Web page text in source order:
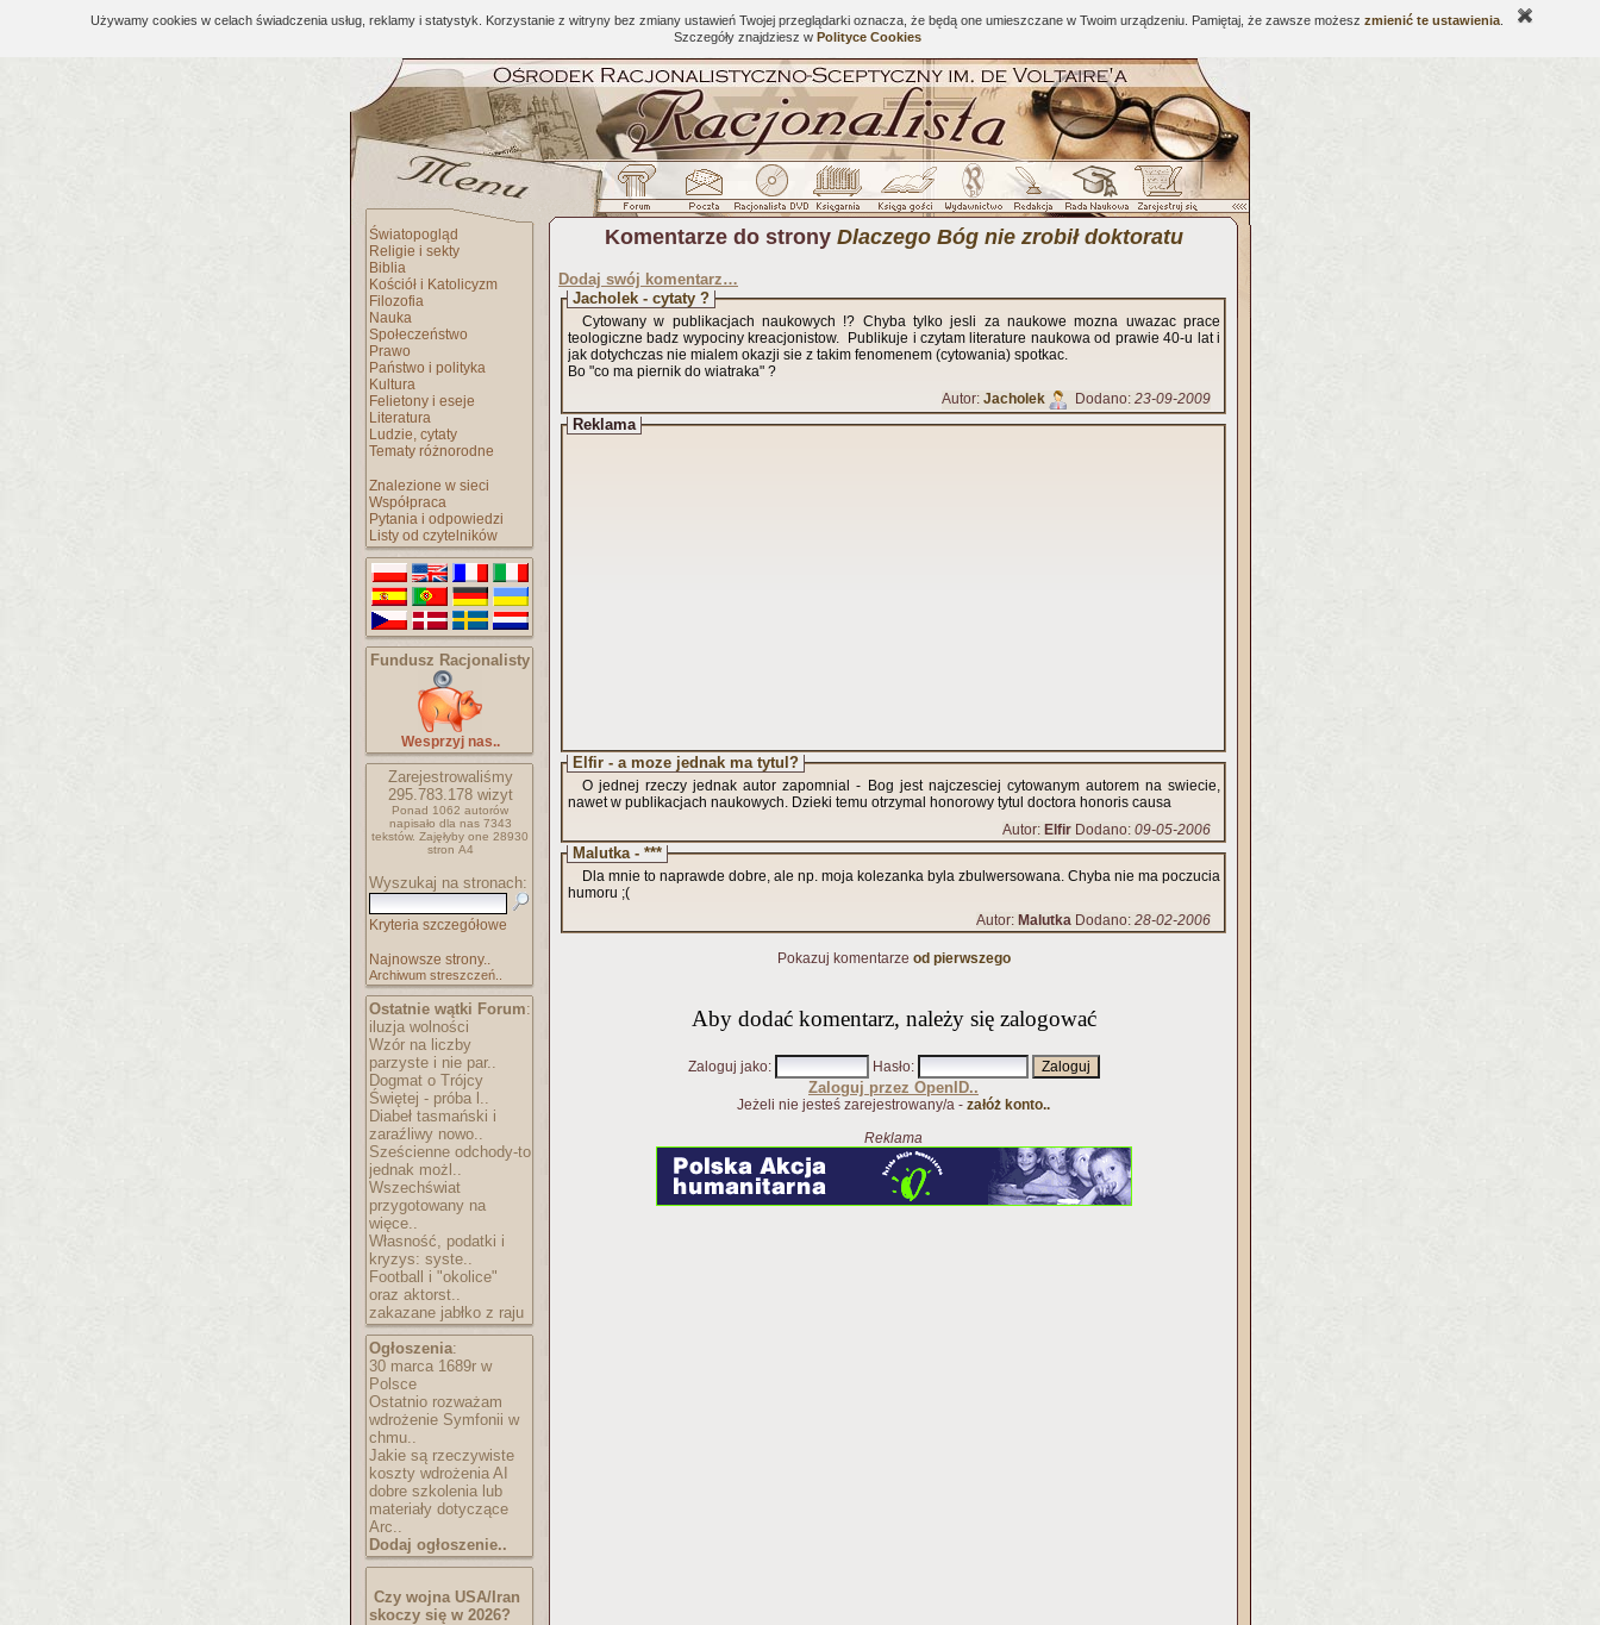
Używamy cookies w celach świadczenia usług, reklamy i statystyk. Korzystanie z witryny bez zmiany ustawień Twojej przeglądarki oznacza, że będą one umieszczane w Twoim urządzeniu. Pamiętaj, że zawsze możesz zmienić te ustawienia
Szczegóły znajdziesz w Polityce Cookies
Światopogląd
Religie i sekty
Biblia
Kościół i Katolicyzm
Filozofia
Nauka
Społeczeństwo
Prawo
Państwo i polityka
Kultura
Felietony i eseje
Literatura
Ludzie, cytaty
Tematy różnorodne
Znalezione w sieci
Współpraca
Pytania i odpowiedzi
Listy od czytelników
Fundusz Racjonalisty
Wesprzyj nas..
Zarejestrowaliśmy
295.783.178wizyt
Ponad 1062 autorów
napisało dla nas 7343
tekstów. Zajęłyby one 28930
stron A4
Wyszukaj na stronach:
Kryteria szczegółowe
Najnowsze strony..
Archiwum streszczeń..
Ostatnie wątki Forum:
iluzja wolności
Wzór na liczby
parzyste i nie par..
Dogmat o Trójcy
Świętej - próba l..
Diabeł tasmański i
zaraźliwy nowo..
Sześcienne odchody-to
jednak możl..
Wszechświat
przygotowany na
więce..
Własność, podatki i
kryzys: syste..
Football i "okolice"
oraz aktorst..
zakazane jabłko z raju
Ogłoszenia:
30 marca 1689r w
Polsce
Ostatnio rozważam
wdrożenie Symfonii w
chmu..
Jakie są rzeczywiste
koszty wdrożenia AI
dobre szkolenia lub
materiały dotyczące
Arc..
Dodaj ogłoszenie..
Czy wojna USA/Iran
skoczy się w 2026?
Komentarze do strony Dlaczego Bóg nie zrobił doktoratu
Dodaj swój komentarz…
Jacholek - cytaty ?
Cytowany w publikacjach naukowych !? Chyba tylko jesli za naukowe mozna uwazac prace
teologiczne badz wypociny kreacjonistow. Publikuje i czytam literature naukowa od prawie 40-u lat i
jak dotychczas nie mialem okazji sie z takim fenomenem (cytowania) spotkac.
Bo "co ma piernik do wiatraka" ?
Autor: Jacholek Dodano: 23-09-2009
Reklama
Elfir - a moze jednak ma tytul?
O jednej rzeczy jednak autor zapomnial - Bog jest najczesciej cytowanym autorem na swiecie,
nawet w publikacjach naukowych. Dzieki temu otrzymal honorowy tytul doctora honoris causa
Autor: Elfir Dodano: 09-05-2006
Malutka - ***
Dla mnie to naprawde dobre, ale np. moja kolezanka byla zbulwersowana. Chyba nie ma poczucia
humoru ;(
Autor: Malutka Dodano: 28-02-2006
Pokazuj komentarze od pierwszego
Aby dodać komentarz, należy się zalogować
Zaloguj jako: Hasło:
Zaloguj przez OpenID..
Jeżeli nie jesteś zarejestrowany/a - załóż konto..
Reklama